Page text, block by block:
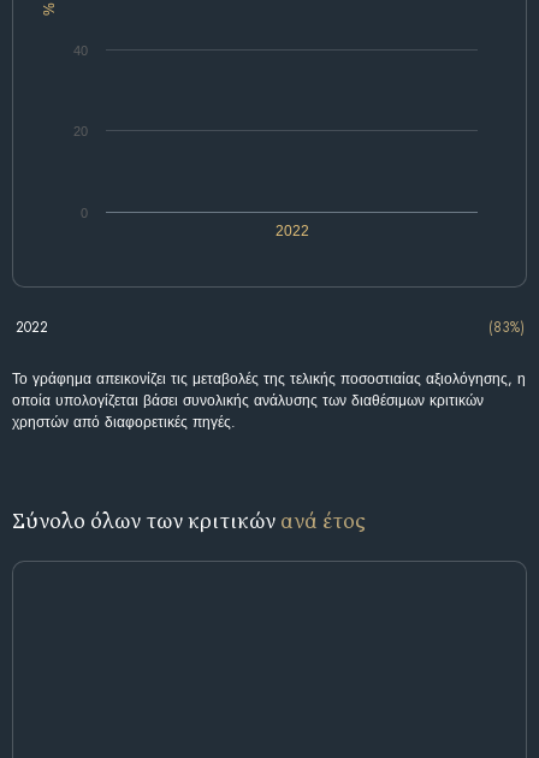
%
2022
0
20
40
2022 (83%)
Το γράφημα απεικονίζει τις μεταβολές της τελικής ποσοστιαίας αξιολόγησης, η
οποία υπολογίζεται βάσει συνολικής ανάλυσης των διαθέσιμων κριτικών
χρηστών από διαφορετικές πηγές.
Σύνολο όλων των κριτικών ανά έτος